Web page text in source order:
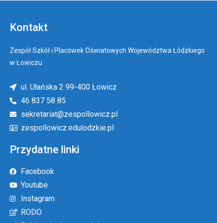
Kontakt
Zespół Szkół i Placówek Oświatowych Województwa Łódzkiego
w Łowiczu
ul. Ułańska 2 99-400 Łowicz
46 837 58 85
sekretariat@zespollowicz.pl
zespollowicz.edulodzkie.pl
Przydatne linki
Facebook
Youtube
Instagram
RODO